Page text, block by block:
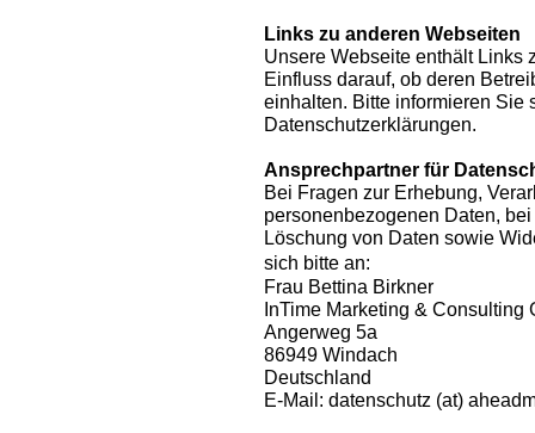
Links zu anderen Webseiten
Unsere Webseite enthält Links
Einfluss darauf, ob deren
einhalten. Bitte informieren Sie
Datenschutzerklärungen.
Ansprechpartner für
Bei Fragen zur Erhebung,
personenbezogenen Daten,
Löschung von Daten sowie
sich bitte an:
Frau Bettina Birkner
InTime Marketing & Consulting
Angerweg 5a
86949 Windach
Deutschland
E-Mail: datenschutz (at)